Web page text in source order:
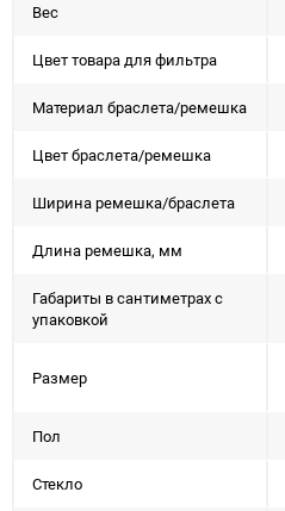
Вес
Цвет товара для фильтра
Материал браслета/ремешка
Цвет браслета/ремешка
Ширина ремешка/браслета
Длина ремешка, мм
Габариты в сантиметрах с
упаковкой
Размер
Пол
Стекло